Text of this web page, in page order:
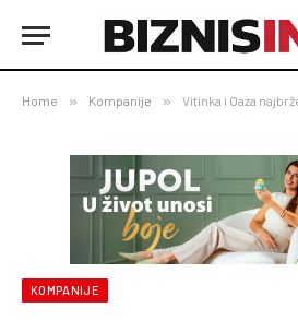
Home » Kompanije » Vitinka i Oaza
KOMPANIJE